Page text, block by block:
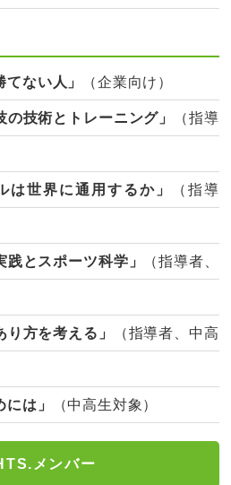
てない人」 （企業向け）
の技術とトレーニング」 （指導
は世界に通用するか」 （指導
践とスポーツ科学」 （指導者、
り方を考える」 （指導者、中高
は」 （中高生対象）
メンバー